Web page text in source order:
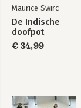
Maurice Swirc
De Indische
doofpot
€ 34,99